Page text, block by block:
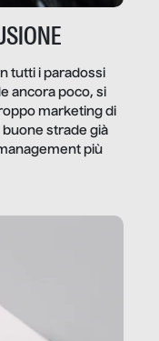
tutti i paradossi
ancora poco, si
marketing di
strade già
più